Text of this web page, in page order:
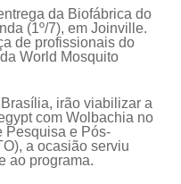
da Biofábrica do
(1º/7), em Joinville.
de profissionais do
World Mosquito
irão viabilizar a
com Wolbachia no
Pesquisa e Pós-
a ocasião serviu
ao programa.